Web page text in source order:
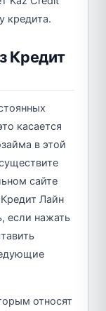
кредита.
Кредит
касается
в этой
сайте
Лайн
если нажать
относят